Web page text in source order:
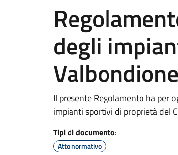
degli
Valbondione
Il presente Regolamento ha per
impianti sportivi di proprietà del
Tipi di documento:
Atto normativo